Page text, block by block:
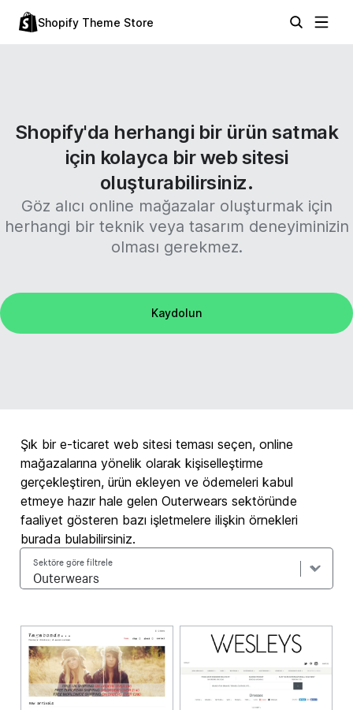
Shopify Theme Store
Shopify'da herhangi bir ürün satmak
için kolayca bir web sitesi
oluşturabilirsiniz.
Göz alıcı online mağazalar oluşturmak için
herhangi bir teknik veya tasarım deneyiminizin
olması gerekmez.
Kaydolun
Şık bir e-ticaret web sitesi teması seçen, online
mağazalarına yönelik olarak kişiselleştirme
gerçekleştiren, ürün ekleyen ve ödemeleri kabul
etmeye hazır hale gelen Outerwears sektöründe
faaliyet gösteren bazı işletmelere ilişkin örnekleri
burada bulabilirsiniz.
Sektöre göre filtrele